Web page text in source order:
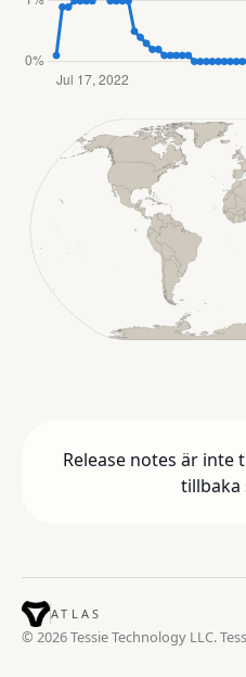
Release notes är inte
tillbaka
ATLAS
© 2026 Tessie Technology LLC.